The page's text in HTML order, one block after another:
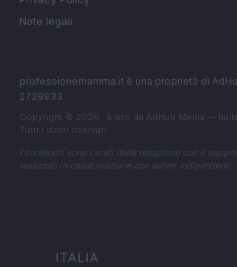
Note legali
professionemamma.it è una proprietà di
2729933
Copyright © 2026 · Edito da AdHub Media — Italia
Tutti i diritti riservati
I contenuti sono curati dalla redazione con il
realizzati in collaborazione con autori indipendenti.
ITALIA